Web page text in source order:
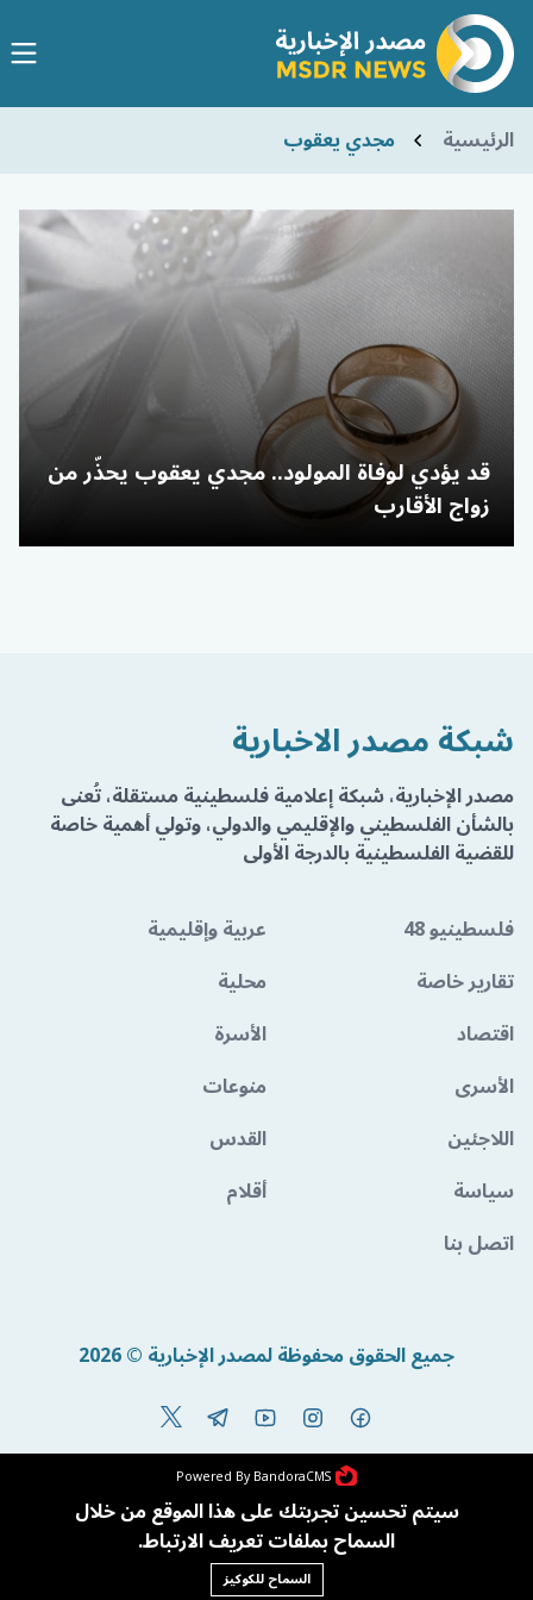
الرئيسية مجدي يعقوب
قد يؤدي لوفاة المولود.. مجدي يعقوب يحذّر من
زواج الأقارب
شبكة مصدر الاخبارية
مصدر الإخبارية، شبكة إعلامية فلسطينية مستقلة، تُعنى
بالشأن الفلسطيني والإقليمي والدولي، وتولي أهمية خاصة
للقضية الفلسطينية بالدرجة الأولى
فلسطينيو 48
عربية وإقليمية
تقارير خاصة
محلية
اقتصاد
الأسرة
الأسرى
منوعات
اللاجئين
القدس
سياسة
أقلام
اتصل بنا
جميع الحقوق محفوظة لمصدر الإخبارية © 2026
Powered By BandoraCMS
سيتم تحسين تجربتك على هذا الموقع من خلال
السماح بملفات تعريف الارتباط.
السماح للكوكيز